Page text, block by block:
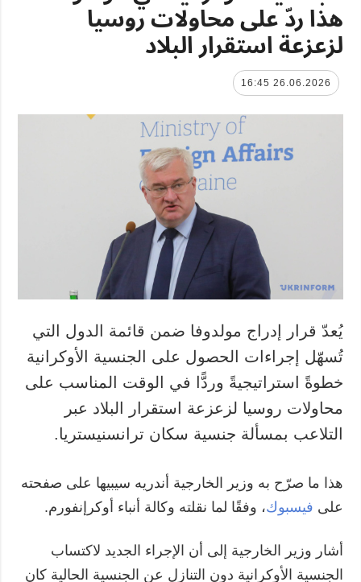
هذا ردّ على محاولات روسيا
لزعزعة استقرار البلاد
26.06.2026 16:45
يُعدّ قرار إدراج مولدوفا ضمن قائمة الدول التي
تُسهّل إجراءات الحصول على الجنسية الأوكرانية
خطوةً استراتيجيةً وردًّا في الوقت المناسب على
محاولات روسيا لزعزعة استقرار البلاد عبر
التلاعب بمسألة جنسية سكان ترانسنيستريا.
هذا ما صرّح به وزير الخارجية أندريه سيبيها على صفحته
على فيسبوك، وفقًا لما نقلته وكالة أنباء أوكرإنفورم.
أشار وزير الخارجية إلى أن الإجراء الجديد لاكتساب
الجنسية الأوكرانية دون التنازل عن الجنسية الحالية كان